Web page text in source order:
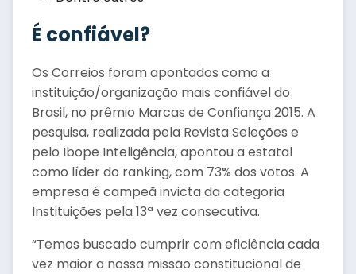
É confiável?
Os Correios foram apontados como a
instituição/organização mais confiável do
Brasil, no prêmio Marcas de Confiança 2015. A
pesquisa, realizada pela Revista Seleções e
pelo Ibope Inteligência, apontou a estatal
como líder do ranking, com 73% dos votos. A
empresa é campeã invicta da categoria
Instituições pela 13ª vez consecutiva.
“Temos buscado cumprir com eficiência cada
vez maior a nossa missão constitucional de